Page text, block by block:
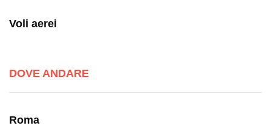
Voli aerei
DOVE ANDARE
Roma